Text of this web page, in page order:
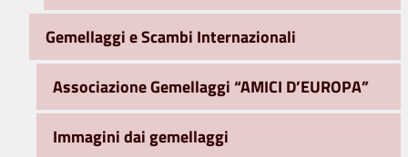
Gemellaggi e Scambi Internazionali
Associazione Gemellaggi “AMICI D’EUROPA”
Immagini dai gemellaggi